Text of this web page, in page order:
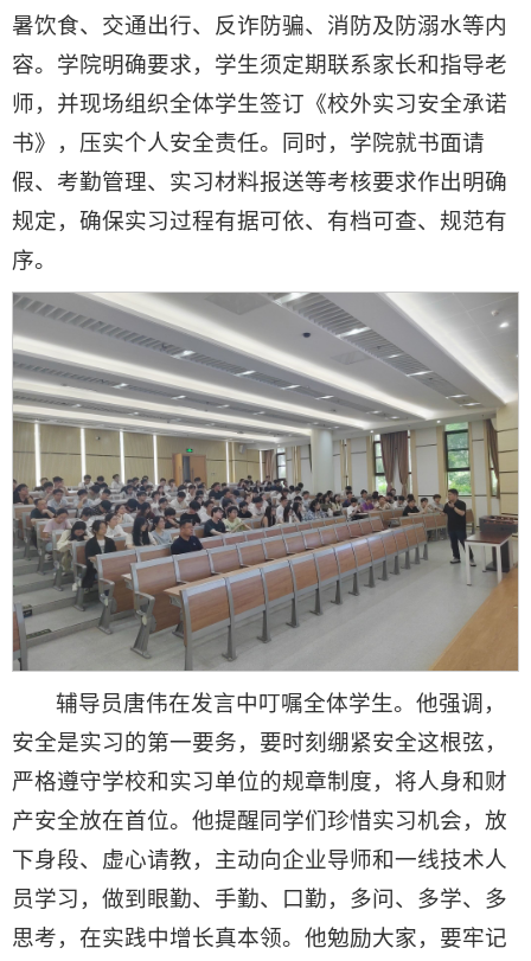
暑饮食、交通出行、反诈防骗、消防及防溺水等内
容。学院明确要求，学生须定期联系家长和指导老
师，并现场组织全体学生签订《校外实习安全承诺
书》，压实个人安全责任。同时，学院就书面请
假、考勤管理、实习材料报送等考核要求作出明确
规定，确保实习过程有据可依、有档可查、规范有
序。
辅导员唐伟在发言中叮嘱全体学生。他强调，
安全是实习的第一要务，要时刻绷紧安全这根弦，
严格遵守学校和实习单位的规章制度，将人身和财
产安全放在首位。他提醒同学们珍惜实习机会，放
下身段、虚心请教，主动向企业导师和一线技术人
员学习，做到眼勤、手勤、口勤，多问、多学、多
思考，在实践中增长真本领。他勉励大家，要牢记